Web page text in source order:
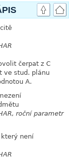
čerpat z C
ve stud. plánu
A.
roční parametr
který není